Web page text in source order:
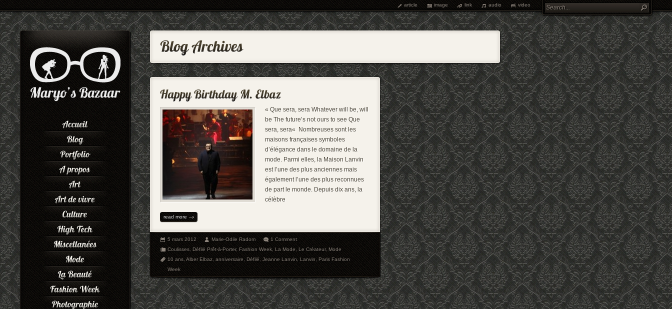
article image link audio video
« Que sera, sera Whatever will be, will
be The future’s not ours to see Que
sera, sera« Nombreuses sont les
maisons françaises symboles
d’élégance dans le domaine de la
mode. Parmi elles, la Maison Lanvin
est l’une des plus anciennes mais
également l’une des plus reconnues
de part le monde. Depuis dix ans, la
célèbre
read more
5 mars 2012 Marie-Odile Radom
1 Comment
Coulisses,Défilé Prêt-à-Porter,Fashion Week,La Mode,Le Créateur,Mode
10 ans,Alber Elbaz,anniversaire,Défilé,Jeanne Lanvin,Lanvin,Paris Fashion
Week